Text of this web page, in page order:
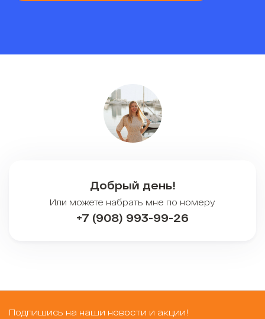
Добрый день!
Или можете набрать мне по номеру
+7 (908) 993-99-26
Подпишись на наши новости и акции!